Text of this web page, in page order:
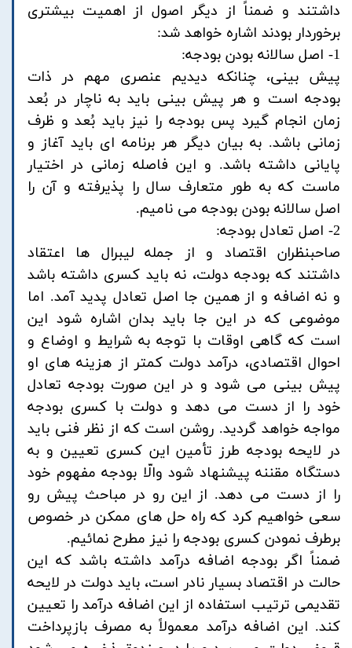
داشتند و ضمناً از دیگر اصول از اهمیت بیشتری
برخوردار بودند اشاره خواهد شد:
1- اصل سالانه بودن بودجه:
پیش بینی، چنانکه دیدیم عنصری مهم در ذات
بودجه است و هر پیش بینی باید به ناچار در بُعد
زمان انجام گیرد پس بودجه را نیز باید بُعد و ظرف
زمانی باشد. به بیان دیگر هر برنامه ای باید آغاز و
پایانی داشته باشد. و این فاصله زمانی در اختیار
ماست که به طور متعارف سال را پذیرفته و آن را
اصل سالانه بودن بودجه می نامیم.
2- اصل تعادل بودجه:
صاحبنظران اقتصاد و از جمله لیبرال ها اعتقاد
داشتند که بودجه دولت، نه باید کسری داشته باشد
و نه اضافه و از همین جا اصل تعادل پدید آمد. اما
موضوعی که در این جا باید بدان اشاره شود این
است که گاهی اوقات با توجه به شرایط و اوضاع و
احوال اقتصادی، درآمد دولت کمتر از هزینه های او
پیش بینی می شود و در این صورت بودجه تعادل
خود را از دست می دهد و دولت با کسری بودجه
مواجه خواهد گردید. روشن است که از نظر فنی باید
در لایحه بودجه طرز تأمین این کسری تعیین و به
دستگاه مقننه پیشنهاد شود والّا بودجه مفهوم خود
را از دست می دهد. از این رو در مباحث پیش رو
سعی خواهیم کرد که راه حل های ممکن در خصوص
برطرف نمودن کسری بودجه را نیز مطرح نمائیم.
ضمناً اگر بودجه اضافه درآمد داشته باشد که این
حالت در اقتصاد بسیار نادر است، باید دولت در لایحه
تقدیمی ترتیب استفاده از این اضافه درآمد را تعیین
کند. این اضافه درآمد معمولاً به مصرف بازپرداخت